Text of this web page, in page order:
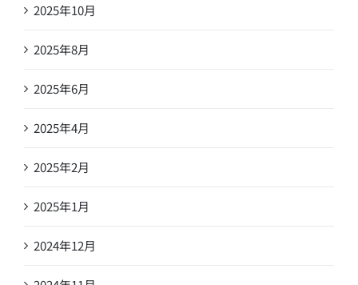
2025年10月
2025年8月
2025年6月
2025年4月
2025年2月
2025年1月
2024年12月